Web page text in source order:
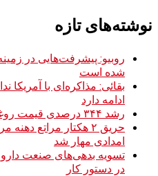
نوشته‌های تازه
روبیو: پیشرفت‌هایی در
شده است
بقائی: مذاکره‌ای با آمریکا
ادامه دارد
رشد ۳۴۴ درصدی قیمت روغن/ لبنیات چقدر گران شد؟
حریق ۲ هکتار مراتع
امدادی مهار شد
در دستور کار